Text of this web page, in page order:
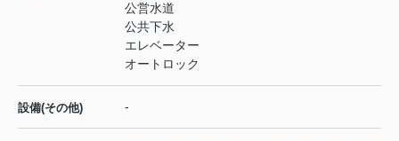
公営水道
公共下水
エレベーター
オートロック
設備(その他) -